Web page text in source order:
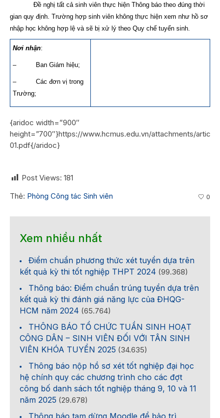
Đề nghị tất cả sinh viên thực hiện Thông báo theo đúng thời
gian quy định. Trường hợp sinh viên không thực hiện xem như hồ sơ
nhập học không hợp lệ và sẽ bị xử lý theo Quy chế tuyển sinh.
Nơi nhận:
– Ban Giám hiệu;
– Các đơn vị trong
Trường;
{aridoc width=”900″
height=”700″}https://www.hcmus.edu.vn/attachments/
01.pdf{/aridoc}
Post Views: 181
Thẻ: Phòng Công tác Sinh viên 0
Xem nhiều nhất
Điểm chuẩn phương thức xét tuyển dựa trên
kết quả kỳ thi tốt nghiệp THPT 2024 (99.368)
Thông báo: Điểm chuẩn trúng tuyển dựa trên
kết quả kỳ thi đánh giá năng lực của ĐHQG-
HCM năm 2024 (65.764)
THÔNG BÁO TỔ CHỨC TUẦN SINH HOẠT
CÔNG DÂN – SINH VIÊN ĐỐI VỚI TÂN SINH
VIÊN KHÓA TUYỂN 2025 (34.635)
Thông báo nộp hồ sơ xét tốt nghiệp đại học
hệ chính quy các chương trình cho các đợt
công bố danh sách tốt nghiệp tháng 9, 10 và 11
năm 2025 (29.678)
Thông báo tạm dừng Moodle để bảo trì